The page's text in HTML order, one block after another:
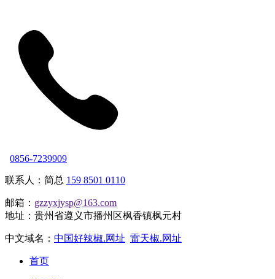
0856-7239909
联系人：简总 159 8501 0110
邮箱： gzzyxjysp@163.com
地址：贵州省遵义市播州区枫香镇枫元村
中文域名： 中国好辣椒.网址 雷天椒.网址
首页